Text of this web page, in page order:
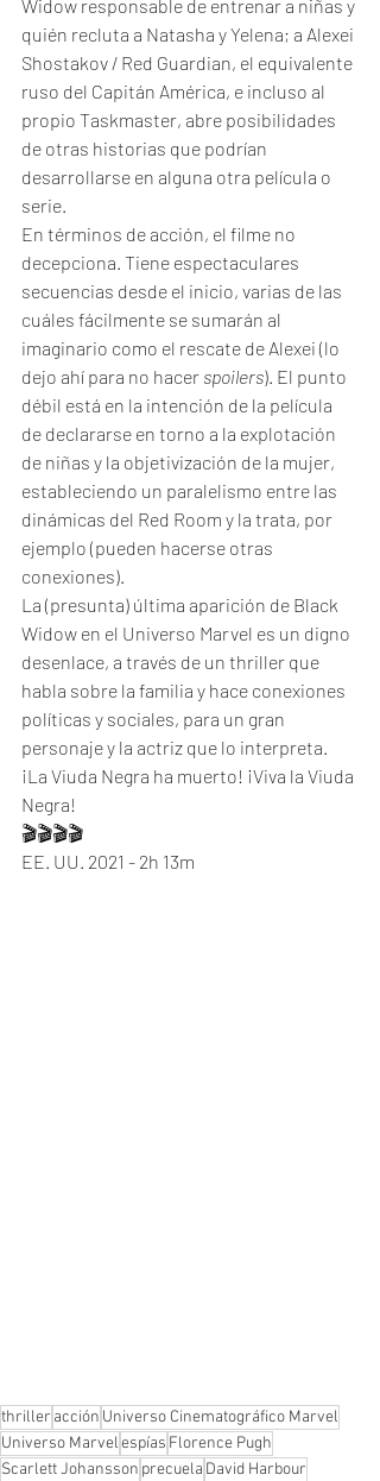
Widow responsable de entrenar a niñas y
quién recluta a Natasha y Yelena; a Alexei
Shostakov / Red Guardian, el equivalente
ruso del Capitán América, e incluso al
propio Taskmaster, abre posibilidades
de otras historias que podrían
desarrollarse en alguna otra película o
serie.
En términos de acción, el filme no
decepciona. Tiene espectaculares
secuencias desde el inicio, varias de las
cuáles fácilmente se sumarán al
imaginario como el rescate de Alexei (lo
dejo ahí para no hacer spoilers). El punto
débil está en la intención de la película
de declararse en torno a la explotación
de niñas y la objetivización de la mujer,
estableciendo un paralelismo entre las
dinámicas del Red Room y la trata, por
ejemplo (pueden hacerse otras
conexiones).
La (presunta) última aparición de Black
Widow en el Universo Marvel es un digno
desenlace, a través de un thriller que
habla sobre la familia y hace conexiones
políticas y sociales, para un gran
personaje y la actriz que lo interpreta.
¡La Viuda Negra ha muerto! ¡Viva la Viuda
Negra!
🎬🎬🎬🎬
EE. UU. 2021 - 2h 13m
thriller acción Universo Cinematográfico Marvel
Universo Marvelespías Florence Pugh
Scarlett Johansson precuela David Harbour